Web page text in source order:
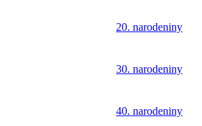
20. narodeniny
30. narodeniny
40. narodeniny